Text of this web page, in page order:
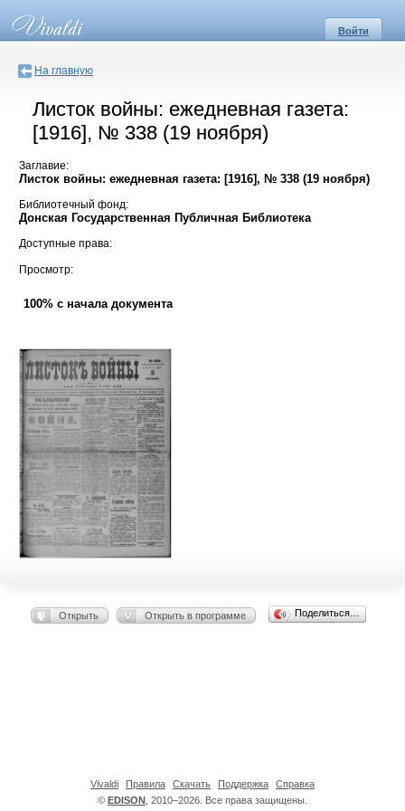
Войти
На главную
Листок войны: ежедневная газета:
[1916], № 338 (19 ноября)
Заглавие:
Листок войны: ежедневная газета: [1916], № 338 (19 ноября)
Библиотечный фонд:
Донская Государственная Публичная Библиотека
Доступные права:
Просмотр:
100% с начала документа
Открыть Открыть в программе Поделиться…
© EDISON , 2010–2026. Все права защищены.
Vivaldi Правила Скачать Поддержка Справка